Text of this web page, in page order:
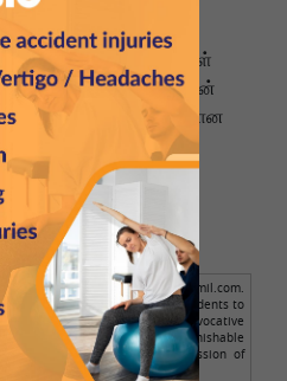
படங்கள் மற்றும்
அசாதாரண சூழ்நிலைகள்
அமெரிக்காவின்
சந்தேகத்திற்கிடமான
ஒரு நீள்வட்ட
only, not from NamathuTamil.com.
for the comments. Respondents to
illegal, defamatory, or provocative
Such comments are punishable
be taken against such expression of